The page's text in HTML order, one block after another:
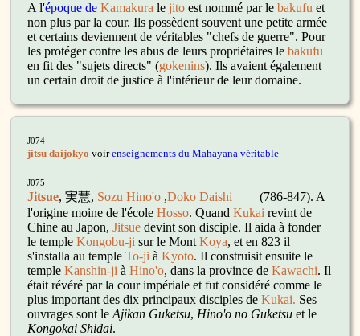
A l'époque deKamakura lejito est nommé par le bakufu et
non plus par la cour. Ils possèdent souvent une petite armée
et certains deviennent de véritables "chefs de guerre". Pour
les protéger contre les abus de leurs propriétaires lebakufu
en fit des "sujets directs" (gokenins). Ils avaient également
un certain droit de justice à l'intérieur de leur domaine.
J074
jitsu daijokyo voirenseignements du Mahayana véritable
J075
Jitsue, 実慧, Sozu Hino'o ,DokoDaishi
(786-847). A
l'origine moine de l'écoleHosso. QuandKukai revint de
Chine au Japon,Jitsue devint son disciple. Il aida à fonder
le templeKongobu-ji sur le MontKoya, et en 823 il
s'installa au templeTo-ji àKyoto. Il construisit ensuite le
templeKanshin-ji àHino'o, dans la province deKawachi. Il
était révéré par la cour impériale et fut considéré comme le
plus important des dix principaux disciples deKukai. Ses
ouvrages sont leAjikan Guketsu, Hino'o no Guketsu et le
Kongokai Shidai.